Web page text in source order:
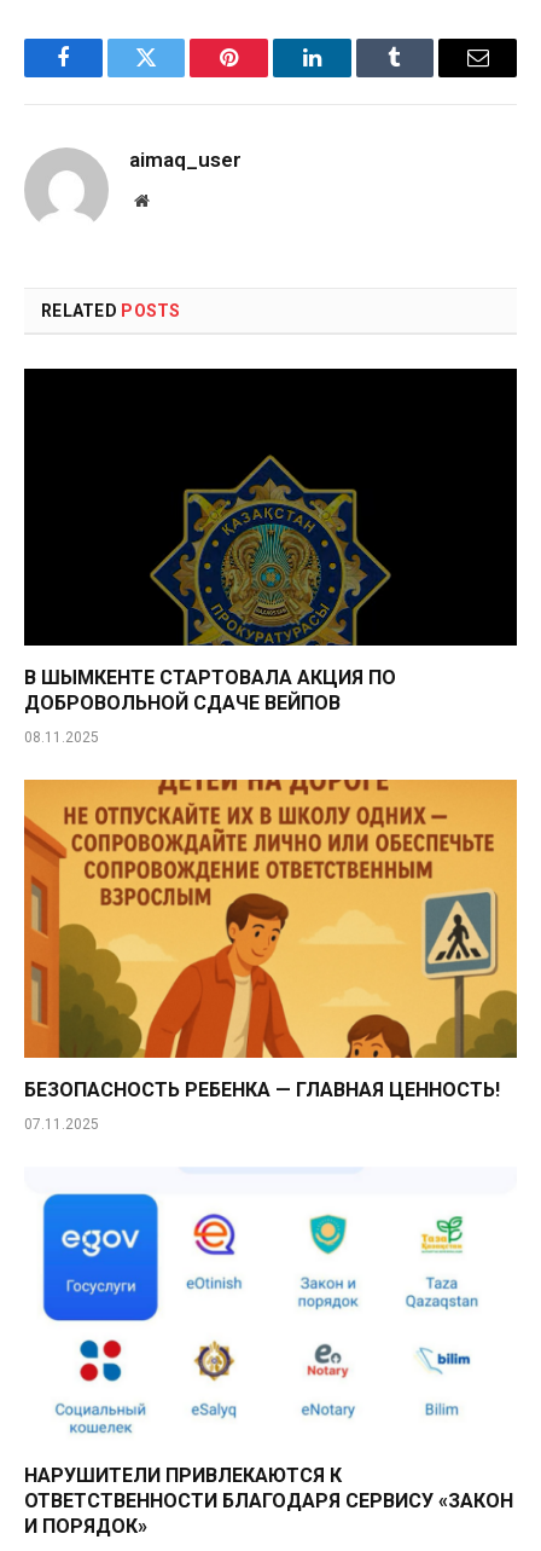
FacebookTwitter Pinterest LinkedInTumblr Email
aimaq_user
Website
RELATED POSTS
В ШЫМКЕНТЕ СТАРТОВАЛА АКЦИЯ ПО
ДОБРОВОЛЬНОЙ СДАЧЕ ВЕЙПОВ
08.11.2025
БЕЗОПАСНОСТЬ РЕБЕНКА — ГЛАВНАЯ ЦЕННОСТЬ!
07.11.2025
НАРУШИТЕЛИ ПРИВЛЕКАЮТСЯ К
ОТВЕТСТВЕННОСТИ БЛАГОДАРЯ СЕРВИСУ «ЗАКОН
И ПОРЯДОК»